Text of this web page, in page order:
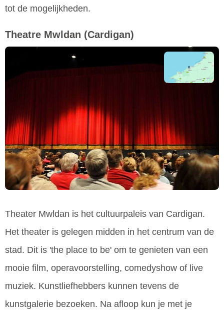
tot de mogelijkheden.
Theatre Mwldan (Cardigan)
Theater Mwldan is het cultuurpaleis van Cardigan.
Het theater is gelegen midden in het centrum van de
stad. Dit is 'the place to be' om te genieten van een
mooie film, operavoorstelling, comedyshow of live
muziek. Kunstliefhebbers kunnen tevens de
kunstgalerie bezoeken. Na afloop kun je met je